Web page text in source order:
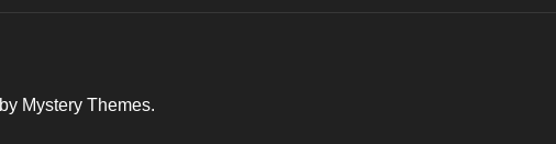
Mystery Themes.